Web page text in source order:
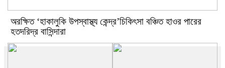
অরক্ষিত ‘হাকালুকি উপস্বাস্থ্য কেন্দ্র’চিকিৎসা বঞ্চিত হাওর পারের
হতদরিদ্র বাসিন্দারা